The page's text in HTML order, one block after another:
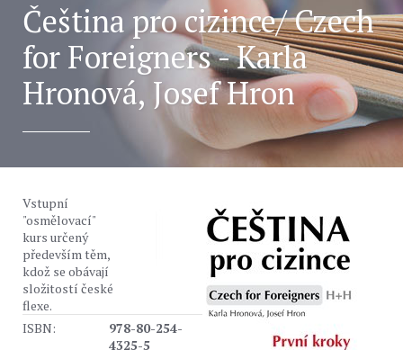
Čeština pro cizince/ Czech
for Foreigners - Karla
Hronová, Josef Hron
Vstupní
"osmělovací"
kurs určený
především těm,
kdož se obávají
složitostí české
flexe.
ISBN:
978-80-254-
4325-5